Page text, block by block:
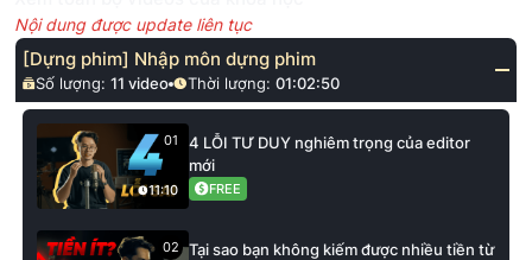
Nội dung được update liên tục
[Dựng phim] Nhập môn dựng phim
Số lượng:11 video Thời lượng: 01:02:50
01
11:10
4 LỖI TƯ DUY nghiêm trọng của editor
mới
FREE
02
Tại sao bạn không kiếm được nhiều tiền từ